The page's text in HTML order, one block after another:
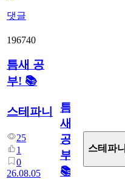
댓글
196740
틈새 공
부! 📚
스테파니
25
1
0
26.08.05
틈
새
공
부!
📚
스테파니